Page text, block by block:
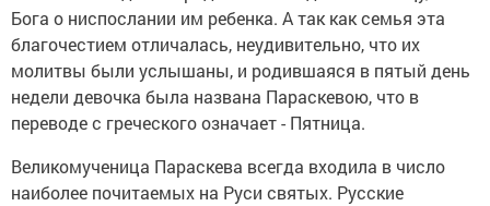
Бога о ниспослании им ребенка. А так как семья эта
благочестием отличалась, неудивительно, что их
молитвы были услышаны, и родившаяся в пятый день
недели девочка была названа Параскевою, что в
переводе с греческого означает - Пятница.
Великомученица Параскева всегда входила в число
наиболее почитаемых на Руси святых. Русские